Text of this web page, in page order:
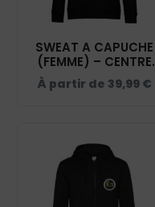
SWEAT A CAPUCHE
(FEMME) – CENTRE
EQUESTRE DE
KERAVEL - BCW34B
À partir de 39,99 €